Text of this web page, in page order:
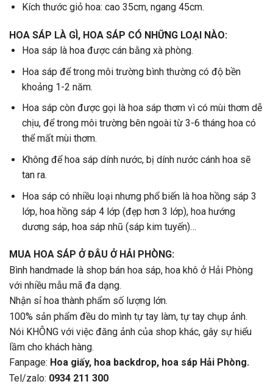
Kích thước giỏ hoa: cao 35cm, ngang 45cm.
HOA SÁP LÀ GÌ, HOA SÁP CÓ NHỮNG LOẠI NÀO:
Hoa sáp là hoa được cán bằng xà phòng.
Hoa sáp để trong môi trường bình thường có độ bền
khoảng 1-2 năm.
Hoa sáp còn được gọi là hoa sáp thơm vì có mùi thơm dễ
chịu, để trong môi trường bên ngoài từ 3-6 tháng hoa có
thể mất mùi thơm.
Không để hoa sáp dính nước, bị dính nước cánh hoa sẽ
tan ra.
Hoa sáp có nhiều loại nhưng phổ biến là hoa hồng sáp 3
lớp, hoa hồng sáp 4 lớp (đẹp hơn 3 lớp), hoa hướng
dương sáp, hoa sáp nhũ (sáp kim tuyến)…
MUA HOA SÁP Ở ĐÂU Ở HẢI PHÒNG:
Bình handmade là shop bán hoa sáp, hoa khô ở Hải Phòng
với nhiều mẫu mã đa dạng.
Nhận sỉ hoa thành phẩm số lượng lớn.
100% sản phẩm đều do mình tự tay làm, tự tay chụp ảnh.
Nói KHÔNG với việc đăng ảnh của shop khác, gây sự hiểu
lầm cho khách hàng.
Fanpage: Hoa giấy, hoa backdrop, hoa sáp Hải Phòng.
Tel/zalo: 0934 211 300